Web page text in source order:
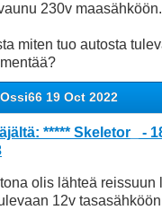
230v maasähköön.
miten tuo autosta
Ossi66 19 Oct 2022
***** Skeletor_ -
olis lähteä reissuun
12v